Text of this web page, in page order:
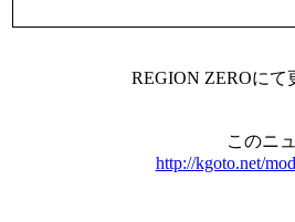
REGION ZEROに
このニ
http://kgoto.net/